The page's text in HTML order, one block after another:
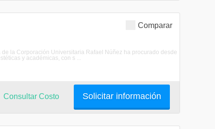
Comparar
la Corporación Universitaria Rafael Núñez ha procurado desde
y académicas, con s ...
Solicitar información
Consultar Costo